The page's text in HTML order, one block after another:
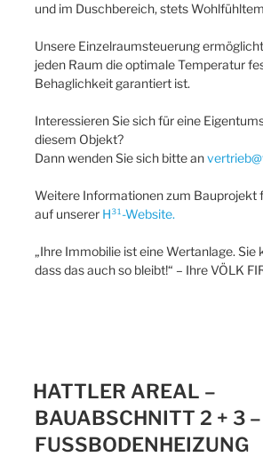
und im Duschbereich, stets
Unsere Einzelraumsteuerung
jeden Raum die optimale Temperatur
Behaglichkeit garantiert ist.
Interessieren Sie sich für eine
diesem Objekt?
Dann wenden Sie sich bitte an
Weitere Informationen zum Bauprojekt
auf unserer H³¹-Website.
„Ihre Immobilie ist eine Wertanlage. Sie
dass das auch so bleibt!“ – Ihre VÖLK
HATTLER AREAL –
BAUABSCHNITT 2 + 3 –
FUSSBODENHEIZUNG